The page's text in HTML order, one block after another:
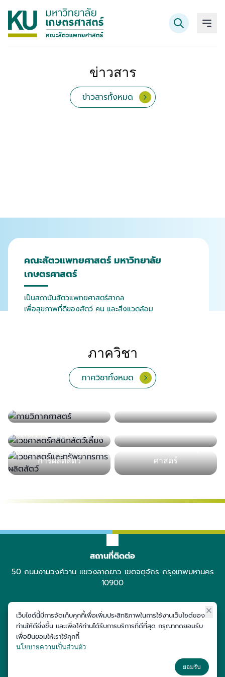
ค้นหาข้อมูล
ข่าวสาร
ข่าวสารทั้งหมด
คณะสัตวแพทยศาสตร์ มหาวิทยาลัย
เกษตรศาสตร์
เป็นสถาบันสัตวแพทยศาสตร์สากล
เพื่อสุขภาพที่ดีของสัตว์ คน และสิ่งแวดล้อม
ภาควิชา
ภาควิชาทั้งหมด
เภสัชวิทยา พยาธิวิทยา
ปรสิตวิทยา
ภูมิคุ้มกัน
เวชศาสตร์คลินิกสัตว์ใหญ่
เวชศาสตร์และทรัพยากร
การผลิตสัตว์
สัตวแพทยสาธารณสุข
ศาสตร์
สถานที่ติดต่อ
50 ถนนงามวงศ์วาน แขวงลาดยาว เขตจตุจักร กรุงเทพมหานคร
10900
ติดต่อได้ที่
02-797-1900
เว็บไซต์นี้มีการจัดเก็บคุกกี้เพื่อเพิ่มประสิทธิภาพในการใช้งานเว็บไซต์ของ
ท่านให้ดียิ่งขึ้น และเพื่อให้ท่านได้รับการบริการที่ดีที่สุด กรุณากดยอมรับ
เพื่อยินยอมให้เราใช้คุกกี้
นโยบายความเป็นส่วนตัว
ยอมรับ